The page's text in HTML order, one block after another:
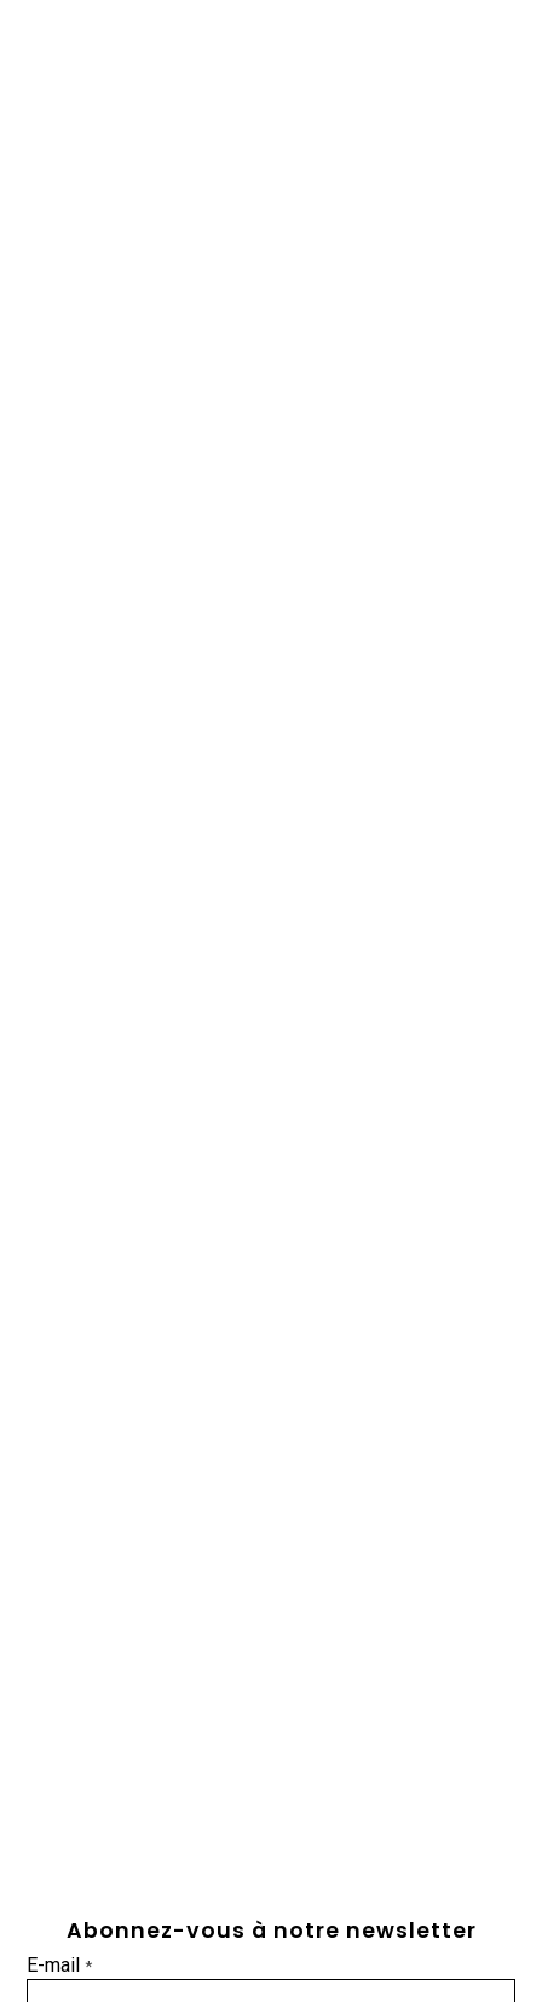
Abonnez-vous à notre newsletter
E-mail*